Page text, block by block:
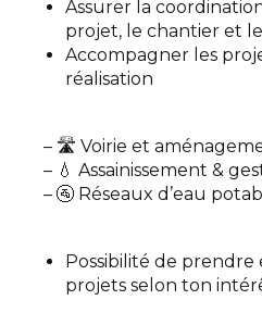
Assurer la
projet, le chantier et
Accompagner les
réalisation
– 🛣️ Voirie et
– 💧 Assainissement &
– 🚰 Réseaux d’eau
Possibilité de
projets selon ton